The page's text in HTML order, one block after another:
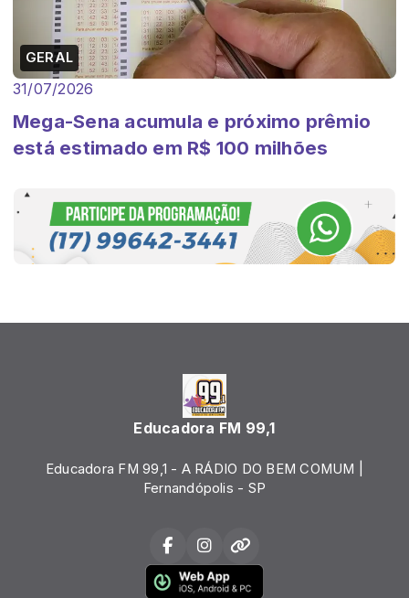
GERAL
31/07/2026
Mega-Sena acumula e próximo prêmio
está estimado em R$ 100 milhões
Educadora FM 99,1
Educadora FM 99,1 - A RÁDIO DO BEM COMUM |
Fernandópolis - SP